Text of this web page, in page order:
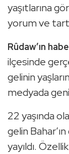
yaşıtlarına
yorum ve
Rûdaw’ın
ilçesinde
gelinin
medyada
22 yaşında
gelin
yayıldı.